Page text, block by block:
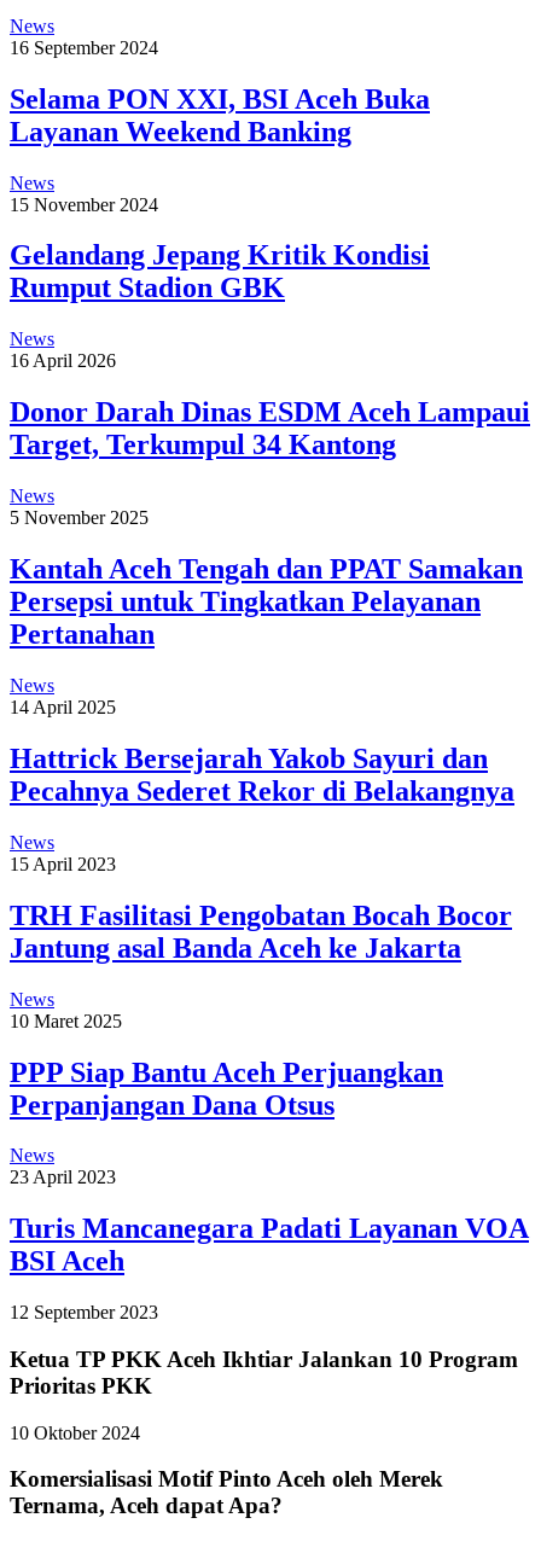
News
16 September 2024
Selama PON XXI, BSI Aceh Buka
Layanan Weekend Banking
News
15 November 2024
Gelandang Jepang Kritik Kondisi
Rumput Stadion GBK
News
16 April 2026
Donor Darah Dinas ESDM Aceh Lampaui
Target, Terkumpul 34 Kantong
News
5 November 2025
Kantah Aceh Tengah dan PPAT Samakan
Persepsi untuk Tingkatkan Pelayanan
Pertanahan
News
14 April 2025
Hattrick Bersejarah Yakob Sayuri dan
Pecahnya Sederet Rekor di Belakangnya
News
15 April 2023
TRH Fasilitasi Pengobatan Bocah Bocor
Jantung asal Banda Aceh ke Jakarta
News
10 Maret 2025
PPP Siap Bantu Aceh Perjuangkan
Perpanjangan Dana Otsus
News
23 April 2023
Turis Mancanegara Padati Layanan VOA
BSI Aceh
12 September 2023
Ketua TP PKK Aceh Ikhtiar Jalankan 10 Program
Prioritas PKK
10 Oktober 2024
Komersialisasi Motif Pinto Aceh oleh Merek
Ternama, Aceh dapat Apa?